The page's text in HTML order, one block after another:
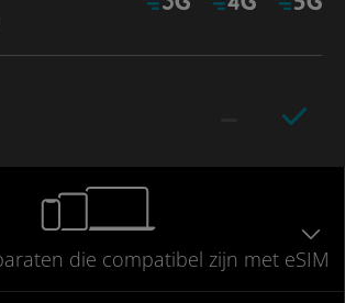
die compatibel zijn met eSIM